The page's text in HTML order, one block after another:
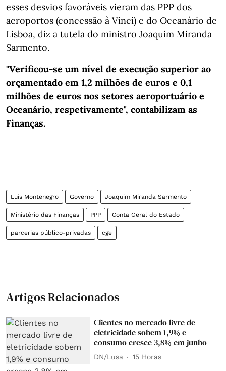
esses desvios favoráveis vieram das PPP dos
aeroportos (concessão à Vinci) e do Oceanário de
Lisboa, diz a tutela do ministro Joaquim Miranda
Sarmento.
"Verificou-se um nível de execução superior ao
orçamentado em 1,2 milhões de euros e 0,1
milhões de euros nos setores aeroportuário e
Oceanário, respetivamente", contabilizam as
Finanças.
Luís Montenegro Governo Joaquim Miranda Sarmento
Ministério das Finanças PPP Conta Geral do Estado
parcerias público-privadas cge
Artigos Relacionados
Clientes no mercado livre de
eletricidade sobem 1,9% e
consumo cresce 3,8% em junho
DN/Lusa 15 Horas